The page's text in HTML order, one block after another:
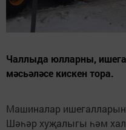
Чаллыда юлларны,
мәсьәләсе кискен тора.
Машиналар
Шәһәр хуҗалыгы һәм